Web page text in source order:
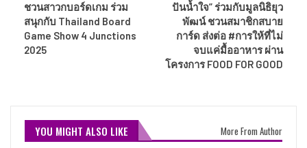
ชวนสาวกบอร์ดเกม ร่วม
สนุกกับ Thailand Board
Game Show 4 Junctions
2025
ปันน้ำใจ” ร่วมกับมูลนิธิยุว
พัฒน์ ชวนสมาชิกสบาย
การ์ด ส่งต่อ #การให้ที่ไม่
จบแค่มื้ออาหาร ผ่าน
โครงการ FOOD FOR GOOD
YOU MIGHT ALSO LIKE More From Author